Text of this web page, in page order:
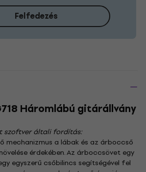
Felfedezés
Háromlábú gitárállvány
szoftver általi fordítás:
mechanizmus a lábak és az árboccső
érdekében. Az árboccsövet egy
egyszerű csőbilincs segítségével fel